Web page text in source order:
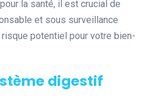
la santé, il est crucial de
et sous surveillance
potentiel pour votre bien-
digestif